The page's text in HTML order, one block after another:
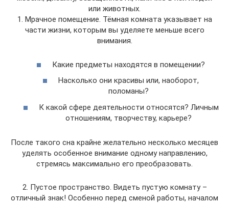
или животных.
1. Мрачное помещение. Тёмная комната указывает на
части жизни, которым вы уделяете меньше всего
внимания.
Какие предметы находятся в помещении?
Насколько они красивы или, наоборот,
поломаны?
К какой сфере деятельности относятся? Личным
отношениям, творчеству, карьере?
После такого сна крайне желательно несколько месяцев
уделять особенное внимание одному направлению,
стремясь максимально его преобразовать.
2. Пустое пространство. Видеть пустую комнату –
отличный знак! Особенно перед сменой работы, началом